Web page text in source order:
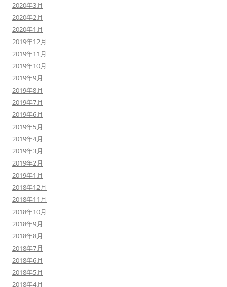
2020年3月
2020年2月
2020年1月
2019年12月
2019年11月
2019年10月
2019年9月
2019年8月
2019年7月
2019年6月
2019年5月
2019年4月
2019年3月
2019年2月
2019年1月
2018年12月
2018年11月
2018年10月
2018年9月
2018年8月
2018年7月
2018年6月
2018年5月
2018年4月